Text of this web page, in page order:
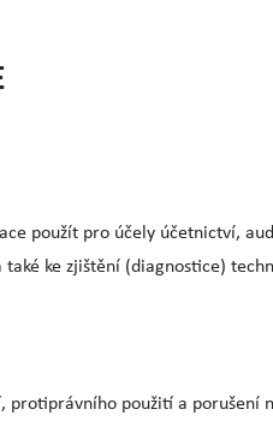
použít pro účely účetnictví,
ke zjištění (diagnostice)
použití a porušení